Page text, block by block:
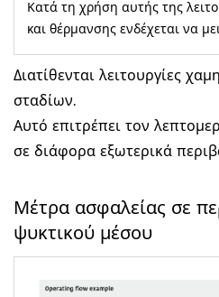
Κατά τη χρήση αυτής της
και θέρμανσης ενδέχεται να
Διατίθενται λειτουργίες
σταδίων.
Αυτό επιτρέπει τον
σε διάφορα εξωτερικά
Μέτρα ασφαλείας σε
ψυκτικού μέσου